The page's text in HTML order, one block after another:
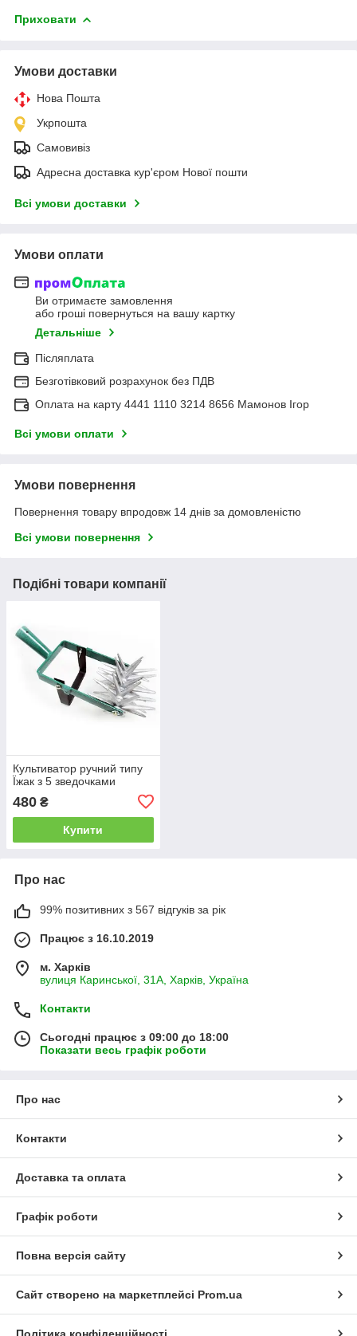
Приховати
Умови доставки
Нова Пошта
Укрпошта
Самовивіз
Адресна доставка кур'єром Нової пошти
Всі умови доставки
Умови оплати
Ви отримаєте замовлення
або гроші повернуться на вашу картку
Детальніше
Післяплата
Безготівковий розрахунок без ПДВ
Оплата на карту 4441 1110 3214 8656 Мамонов Ігор
Всі умови оплати
Умови повернення
Повернення товару впродовж 14 днів за домовленістю
Всі умови повернення
Подібні товари компанії
Культиватор ручний типу
Їжак з 5 зведочками
480 ₴
Купити
Про нас
99% позитивних з 567 відгуків за рік
Працює з 16.10.2019
м. Харків
вулиця Каринської, 31А, Харків, Україна
Контакти
Сьогодні працює з 09:00 до 18:00
Показати весь графік роботи
Про нас
Контакти
Доставка та оплата
Графік роботи
Повна версія сайту
Сайт створено на маркетплейсі Prom.ua